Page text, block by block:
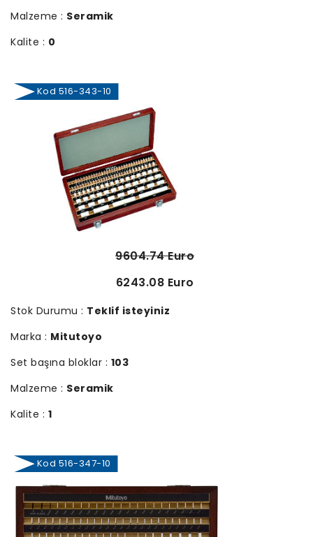
Malzeme : Seramik
Kalite : 0
Kod 516-343-10
9604.74 Euro
6243.08 Euro
Stok Durumu : Teklif isteyiniz
Marka : Mitutoyo
Set başına bloklar : 103
Malzeme : Seramik
Kalite : 1
Kod 516-347-10